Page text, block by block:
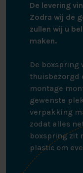
De levering
Zodra wij de
zullen wij u
maken.
De
thuisbezorgd
montage
gewenste
verpakking
zodat alles
boxspring zit
plastic om